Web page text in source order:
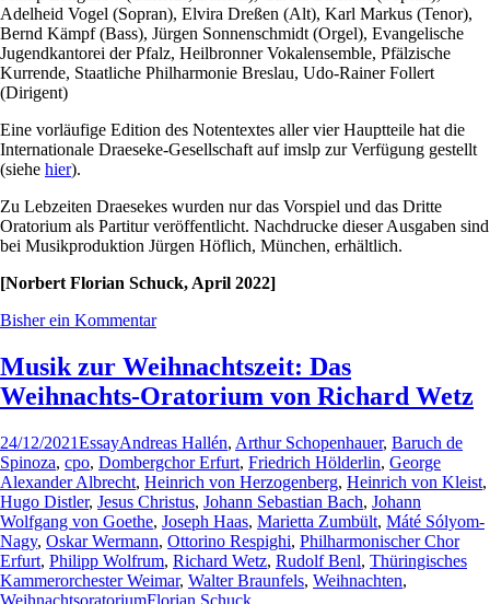
Adelheid Vogel (Sopran), Elvira Dreßen (Alt), Karl Markus (Tenor),
Bernd Kämpf (Bass), Jürgen Sonnenschmidt (Orgel), Evangelische
Jugendkantorei der Pfalz, Heilbronner Vokalensemble, Pfälzische
Kurrende, Staatliche Philharmonie Breslau, Udo-Rainer Follert
(Dirigent)
Eine vorläufige Edition des Notentextes aller vier Hauptteile hat die
Internationale Draeseke-Gesellschaft auf imslp zur Verfügung gestellt
(siehe hier).
Zu Lebzeiten Draesekes wurden nur das Vorspiel und das Dritte
Oratorium als Partitur veröffentlicht. Nachdrucke dieser Ausgaben sind
bei Musikproduktion Jürgen Höflich, München, erhältlich.
[Norbert Florian Schuck, April 2022]
Bisher ein Kommentar
Musik zur Weihnachtszeit: Das
Weihnachts-Oratorium von Richard Wetz
24/12/2021EssayAndreas Hallén, Arthur Schopenhauer, Baruch de
Spinoza, cpo, Dombergchor Erfurt, Friedrich Hölderlin, George
Alexander Albrecht, Heinrich von Herzogenberg, Heinrich von Kleist,
Hugo Distler, Jesus Christus, Johann Sebastian Bach, Johann
Wolfgang von Goethe, Joseph Haas, Marietta Zumbült, Máté Sólyom-
Nagy, Oskar Wermann, Ottorino Respighi, Philharmonischer Chor
Erfurt, Philipp Wolfrum, Richard Wetz, Rudolf Benl, Thüringisches
Kammerorchester Weimar, Walter Braunfels, Weihnachten,